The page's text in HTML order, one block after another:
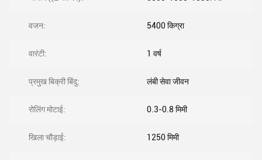
वजन: 5400 किग्रा
वारंटी: 1 वर्ष
प्रमुख बिक्री बिंदु: लंबी सेवा जीवन
रोलिंग मोटाई: 0.3-0.8 मिमी
खिला चौड़ाई: 1250 मिमी